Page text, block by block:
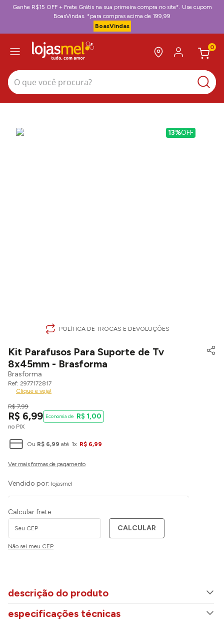
Ganhe R$15 OFF + Frete Grátis na sua primeira compra no site*. Use cupom
BoasVindas. *para compras acima de 199,99
BoasVindas
0
O que você procura?
13%OFF
POLÍTICA DE TROCAS E DEVOLUÇÕES
Kit Parafusos Para Suporte de Tv
8x45mm - Brasforma
Brasforma
2977172817
Clique e veja!
R$ 7,99
R$ 6,99
no PIX
R$ 1,00
Ou R$ 6,99 até 1x R$ 6,99
Vendido por: lojasmel
Calcular frete
CALCULAR
Não sei meu CEP
descrição do produto
especificações técnicas